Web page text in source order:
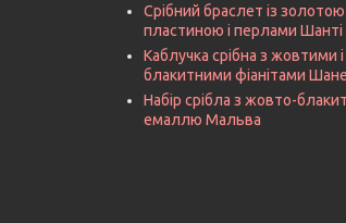
Срібний браслет із золотою
пластиною і перлами Шанті
Каблучка срібна з жовтими і
блакитними фіанітами
Набір срібла з жовто-
емаллю Мальва